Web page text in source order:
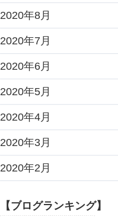
2020年8月
2020年7月
2020年6月
2020年5月
2020年4月
2020年3月
2020年2月
【ブログランキング】